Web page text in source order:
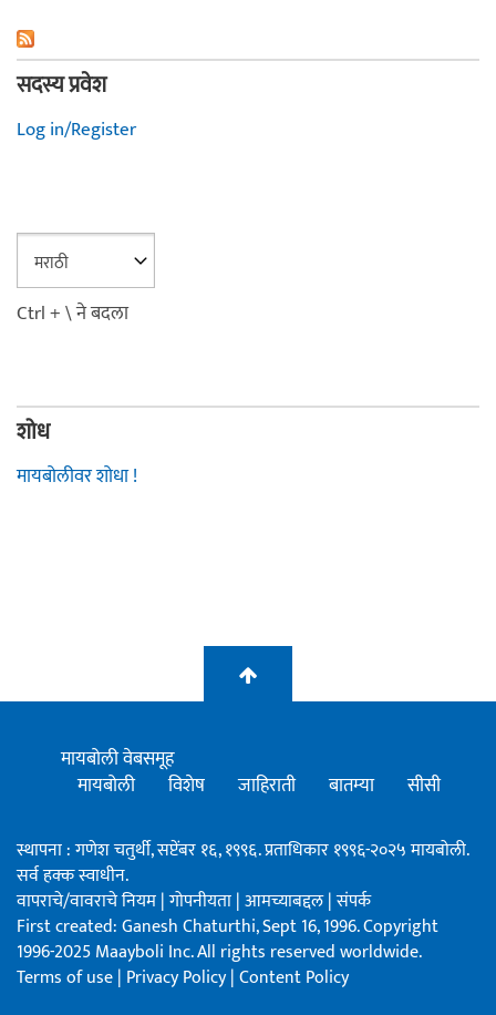
सदस्य प्रवेश
Log in/Register
Ctrl + \ ने बदला
शोध
मायबोलीवर शोधा !
मायबोली वेबसमूह
मायबोली
विशेष जाहिराती बातम्या सीसी
स्थापना : गणेश चतुर्थी, सप्टेंबर १६, १९९६. प्रताधिकार १९९६-२०२५ मायबोली.
सर्व हक्क स्वाधीन.
वापराचे/वावराचे नियम|गोपनीयता|आमच्याबद्दल|संपर्क
First created: Ganesh Chaturthi, Sept 16, 1996. Copyright
1996-2025 Maayboli Inc. All rights reserved worldwide.
Terms of use| Privacy Policy|Content Policy